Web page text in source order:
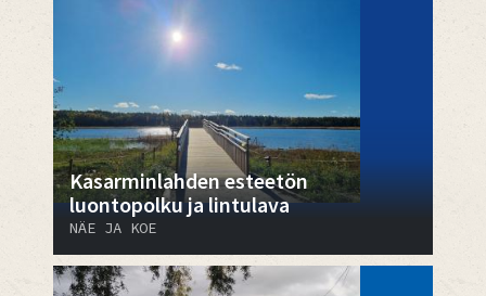
Kasarminlahden esteetön
luontopolku ja lintulava
NÄE JA KOE